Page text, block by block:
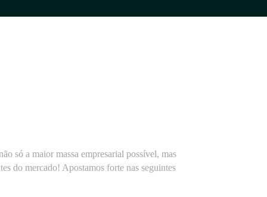
só a maior massa empresarial possível, mas
do mercado! Apostamos forte nas seguintes